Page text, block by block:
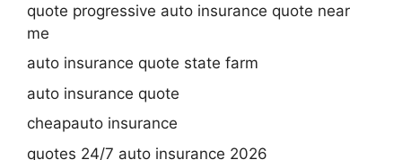
quote progressive auto insurance quote near
me
auto insurance quote state farm
auto insurance quote
cheapauto insurance
quotes 24/7 auto insurance 2026